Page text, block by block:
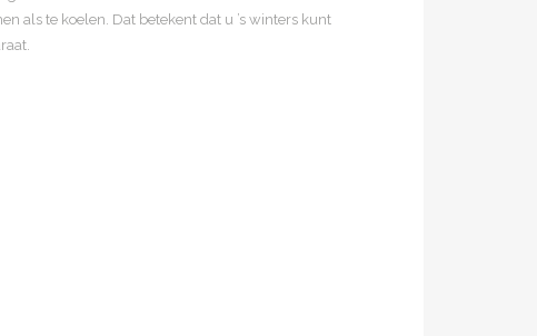
als te koelen. Dat betekent dat u ’s winters kunt